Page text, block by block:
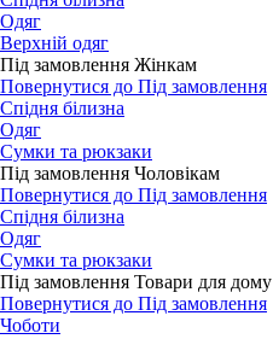
Одяг
Верхній одяг
Під замовлення Жінкам
Повернутися до Під замовлення
Спідня білизна
Одяг
Сумки та рюкзаки
Під замовлення Чоловікам
Повернутися до Під замовлення
Спідня білизна
Одяг
Сумки та рюкзаки
Під замовлення Товари для дому
Повернутися до Під замовлення
Чоботи